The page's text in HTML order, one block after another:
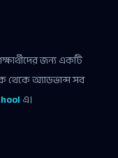
জন্য একটি
থেকে অ্যাডভান্স সব
এ।